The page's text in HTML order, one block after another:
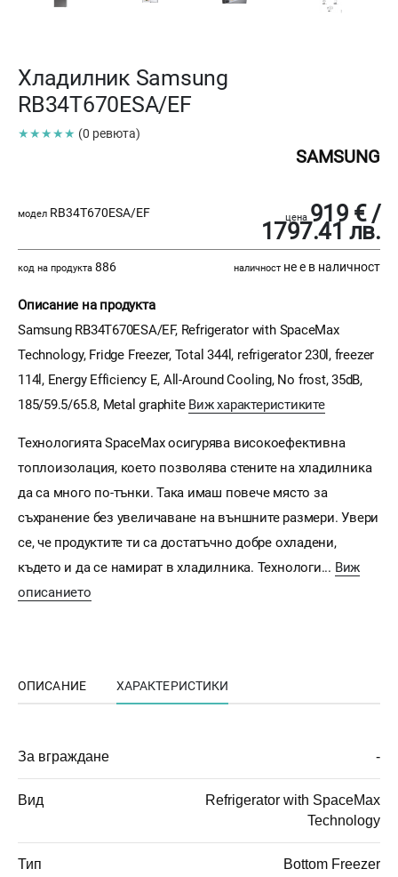
Хладилник Samsung
RB34T670ESA/EF
★★★★★ (0 ревюта)
SAMSUNG
модел RB34T670ESA/EF цена 919 € /
1797.41 лв.
код на продукта 886 наличност не е в наличност
Описание на продукта
Samsung RB34T670ESA/EF, Refrigerator with SpaceMax
Technology, Fridge Freezer, Total 344l, refrigerator 230l, freezer
114l, Energy Efficiency E, All-Around Cooling, No frost, 35dB,
185/59.5/65.8, Metal graphite Виж характеристиките
Технологията SpaceMax осигурява високоефективна
топлоизолация, което позволява стените на хладилника
да са много по-тънки. Така имаш повече място за
съхранение без увеличаване на външните размери. Увери
се, че продуктите ти са достатъчно добре охладени,
където и да се намират в хладилника. Технологи... Виж
описанието
ОПИСАНИЕ ХАРАКТЕРИСТИКИ
За вграждане -
Вид
Refrigerator with SpaceMax
Technology
Тип Bottom Freezer